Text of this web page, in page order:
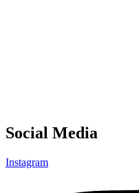
Social Media
Instagram